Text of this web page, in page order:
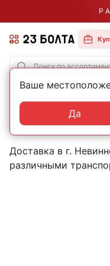
Р
Главная Контакты
Пункты
городе
Доставка в г.
различными
Ваше
Да